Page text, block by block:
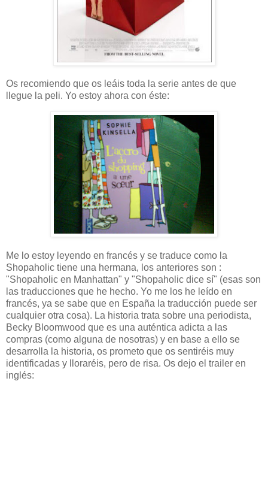
Os recomiendo que os leáis toda la serie antes de que
llegue la peli. Yo estoy ahora con éste:
Me lo estoy leyendo en francés y se traduce como la
Shopaholic tiene una hermana, los anteriores son :
"Shopaholic en Manhattan" y "Shopaholic dice sí" (esas son
las traducciones que he hecho. Yo me los he leído en
francés, ya se sabe que en España la traducción puede ser
cualquier otra cosa). La historia trata sobre una periodista,
Becky Bloomwood que es una auténtica adicta a las
compras (como alguna de nosotras) y en base a ello se
desarrolla la historia, os prometo que os sentiréis muy
identificadas y lloraréis, pero de risa. Os dejo el trailer en
inglés: